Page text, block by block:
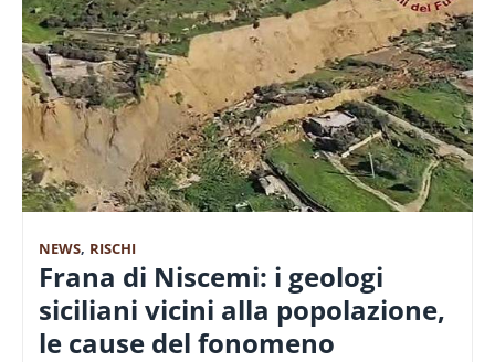
NEWS, RISCHI
Frana di Niscemi: i geologi
siciliani vicini alla popolazione,
le cause del fonomeno